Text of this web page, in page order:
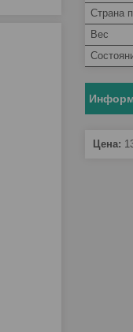
Страна
Вес
Цена: